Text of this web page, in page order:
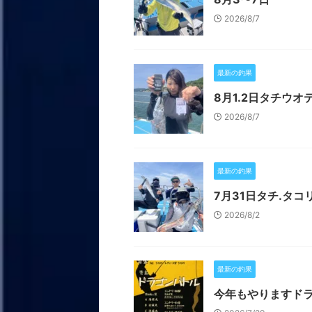
2026/8/7
最新の釣果
8月1.2日タチウオ
2026/8/7
最新の釣果
7月31日タチ.タコ
2026/8/2
最新の釣果
今年もやりますド